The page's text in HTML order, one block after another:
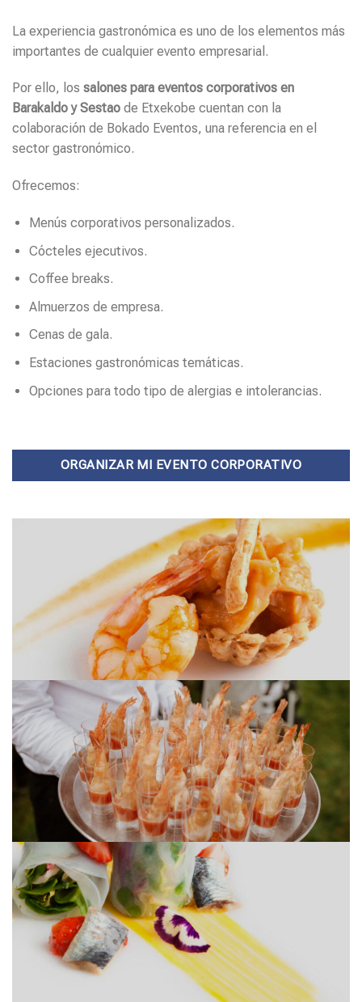
La experiencia gastronómica es uno de los elementos más
importantes de cualquier evento empresarial.
Por ello, los salones para eventos corporativos en
Barakaldo y Sestao de Etxekobe cuentan con la
colaboración de Bokado Eventos, una referencia en el
sector gastronómico.
Ofrecemos:
Menús corporativos personalizados.
Cócteles ejecutivos.
Coffee breaks.
Almuerzos de empresa.
Cenas de gala.
Estaciones gastronómicas temáticas.
Opciones para todo tipo de alergias e intolerancias.
ORGANIZAR MI EVENTO CORPORATIVO